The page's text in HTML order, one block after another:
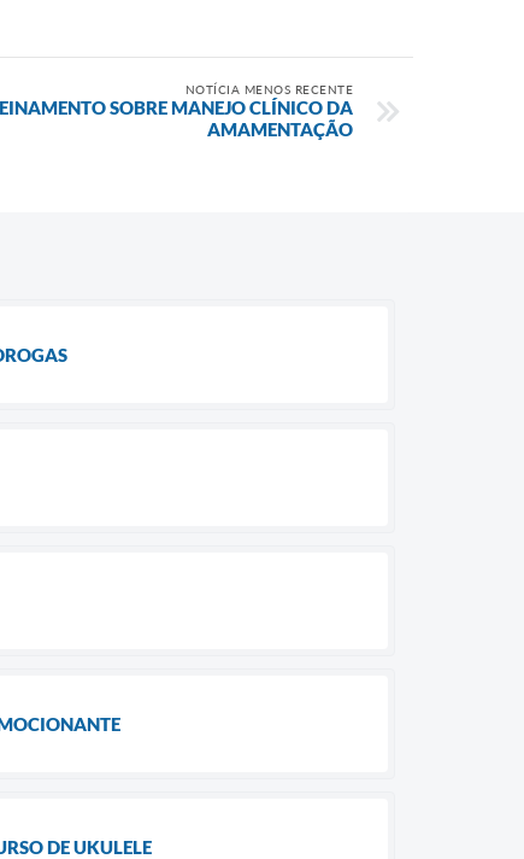
NOTÍCIA MENOS RECENTE
SOBRE MANEJO CLÍNICO DA
AMAMENTAÇÃO
DE UKULELE